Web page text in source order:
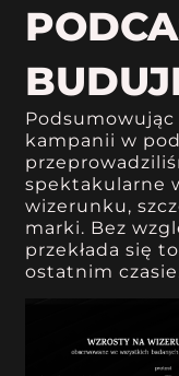
kampanii w
spektakularne
wizerunku,
marki. Bez
przekłada się
ostatnim